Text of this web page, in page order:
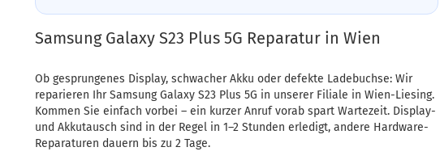
Samsung Galaxy S23 Plus 5G Reparatur in Wien
Ob gesprungenes Display, schwacher Akku oder defekte Ladebuchse: Wir
reparieren Ihr Samsung Galaxy S23 Plus 5G in unserer Filiale in Wien-Liesing.
Kommen Sie einfach vorbei – ein kurzer Anruf vorab spart Wartezeit. Display-
und Akkutausch sind in der Regel in 1–2 Stunden erledigt, andere Hardware-
Reparaturen dauern bis zu 2 Tage.